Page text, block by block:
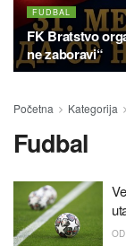
FUDBAL
FK Bratstvo
ne zaboravi“
Početna Kategorija
Fudbal
OD